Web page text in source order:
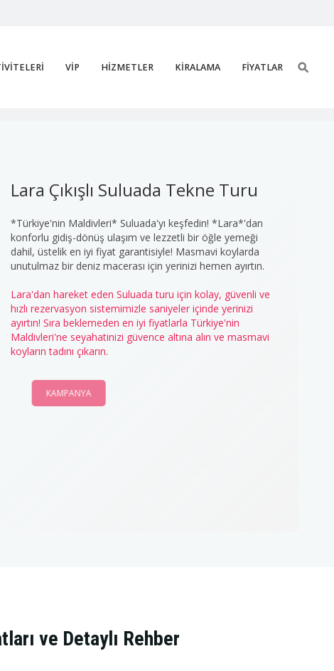
VİP HİZMETLER KİRALAMA FİYATLAR
Lara Çıkışlı Suluada Tekne Turu
*Türkiye'nin Maldivleri* Suluada'yı keşfedin! *Lara*'dan
konforlu gidiş-dönüş ulaşım ve lezzetli bir öğle yemeği
dahil, üstelik en iyi fiyat garantisiyle! Masmavi koylarda
unutulmaz bir deniz macerası için yerinizi hemen ayırtın.
Lara'dan hareket eden Suluada turu için kolay, güvenli ve
hızlı rezervasyon sistemimizle saniyeler içinde yerinizi
ayırtın! Sıra beklemeden en iyi fiyatlarla Türkiye'nin
Maldivleri'ne seyahatinizi güvence altına alın ve masmavi
koyların tadını çıkarın.
KAMPANYA
ve Detaylı Rehber